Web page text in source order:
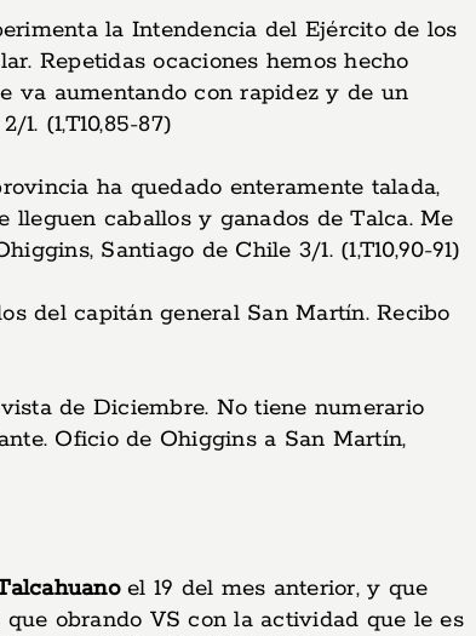
la Intendencia del Ejército de los
Repetidas ocaciones hemos hecho
va aumentando con rapidez y de un
(1,T10,85-87)
ha quedado enteramente talada,
lleguen caballos y ganados de Talca. Me
Santiago de Chile 3/1. (1,T10,90-91)
del capitán general San Martín. Recibo
de Diciembre. No tiene numerario
Oficio de Ohiggins a San Martín,
el 19 del mes anterior, y que
obrando VS con la actividad que le es